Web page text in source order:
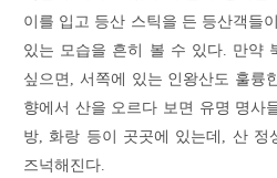
이를 입고 등산 스틱을 든 등산객들
있는 모습을 흔히 볼 수 있다. 만약
싶으면, 서쪽에 있는 인왕산도 훌륭
향에서 산을 오르다 보면 유명 명사
방, 화랑 등이 곳곳에 있는데, 산 정
즈넉해진다.